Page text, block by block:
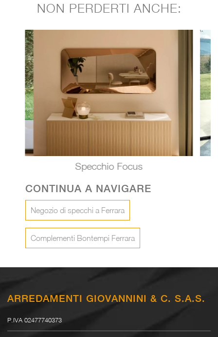
NON PERDERTI ANCHE:
Specchio Focus
CONTINUA A NAVIGARE
Negozio di specchi a Ferrara
Complementi Bontempi Ferrara
ARREDAMENTI GIOVANNINI & C. S.A.S.
P.IVA 02477740373